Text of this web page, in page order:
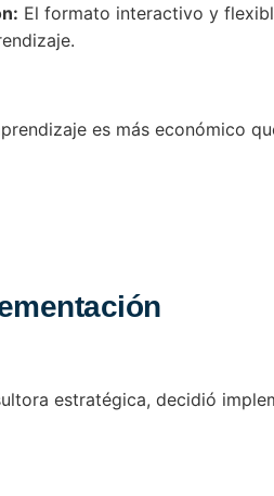
El formato interactivo y
es más económico
estratégica, decidió